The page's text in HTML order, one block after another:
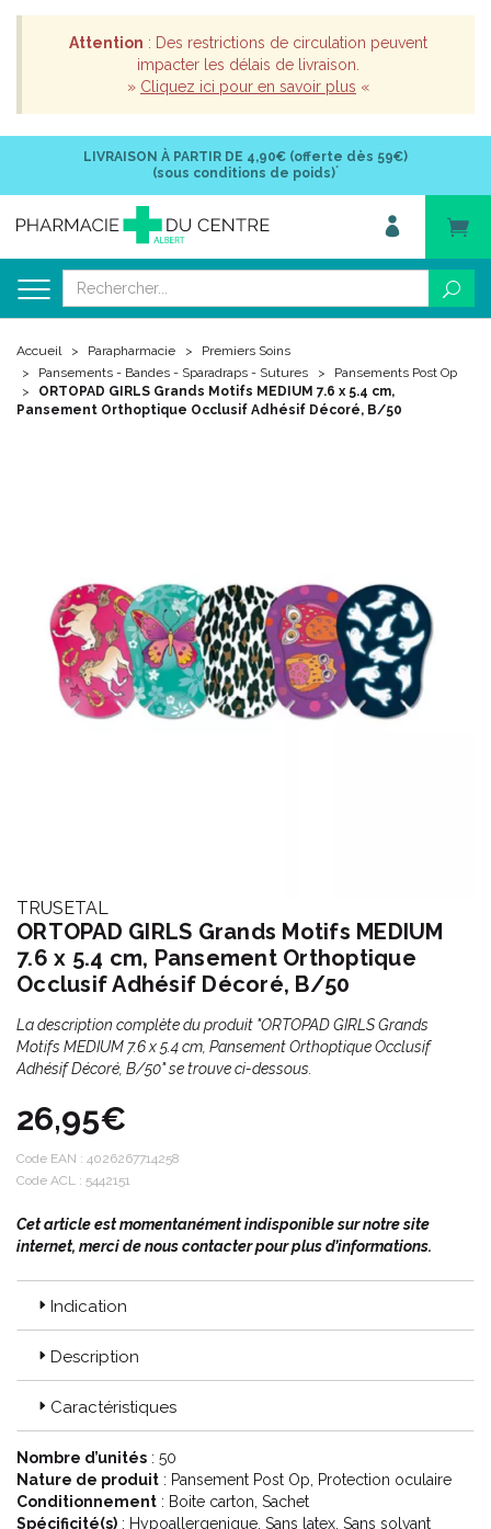
Attention : Des restrictions de circulation peuvent
impacter les délais de livraison.
» Cliquez ici pour en savoir plus «
LIVRAISON À PARTIR DE 4,90€ (offerte dès 59€)
(sous conditions de poids)*
Accueil Parapharmacie
Premiers Soins
Pansements - Bandes - Sparadraps - Sutures
Pansements Post Op
ORTOPAD GIRLS Grands Motifs MEDIUM 7.6 x 5.4 cm,
Pansement Orthoptique Occlusif Adhésif Décoré, B/50
TRUSETAL
ORTOPAD GIRLS Grands Motifs MEDIUM
7.6 x 5.4 cm, Pansement Orthoptique
Occlusif Adhésif Décoré, B/50
La description complète du produit "ORTOPAD GIRLS Grands
Motifs MEDIUM 7.6 x 5.4 cm, Pansement Orthoptique Occlusif
Adhésif Décoré, B/50" se trouve ci-dessous.
26,95€
Code EAN : 4026267714258
Code ACL : 5442151
Cet article est momentanément indisponible sur notre site
internet, merci de nous contacter pour plus d’informations.
Indication
Description
Caractéristiques
Nombre d’unités : 50
Nature de produit : Pansement Post Op, Protection oculaire
Conditionnement : Boite carton, Sachet
Spécificité(s) : Hypoallergenique, Sans latex, Sans solvant